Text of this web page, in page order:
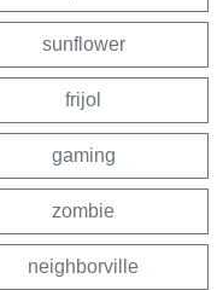
sunflower
frijol
gaming
zombie
neighborville